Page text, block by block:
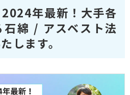
2024年最新！大手各
綿 / アスベスト法
します。